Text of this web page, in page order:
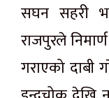
सघन सहरी
राजपुरले
गराएको